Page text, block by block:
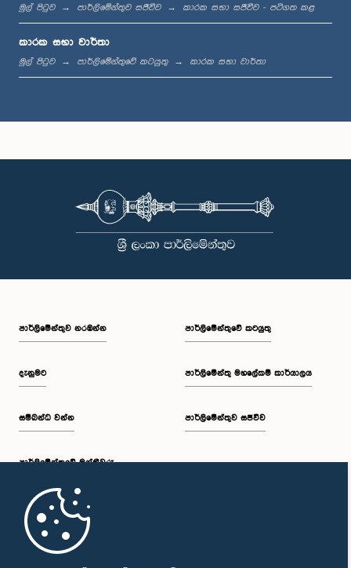
මුල් පිටුව පාර්ලිමේන්තුව සජීවීව කාරක සභා සජීවීව - පටිගත කළ
කාරක සභා වාර්තා
මුල් පිටුව පාර්ලිමේන්තුවේ කටයුතු කාරක සභා වාර්තා
පාර්ලි‌මේන්තුව නරඹන්න
දැනුමට
සම්බන්ධ වන්න
පාර්ලි‌මේන්තුවේ මන්ත්‍රීවරු
මුල් පිටුව
පාර්ලිමේන්තුවේ කටයුතු
පාර්ලිමේන්තු මහලේකම් කාර්යාලය
පාර්ලිමේන්තුව සජීවීව